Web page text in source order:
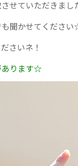
せていただきま
聞かせてくださ
さいネ！
あります☆